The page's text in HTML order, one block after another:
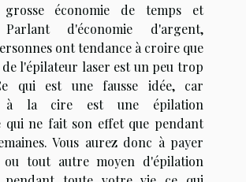
économie de temps et
d'économie d'argent,
ont tendance à croire que
l'épilateur laser est un peu trop
qui est une fausse idée, car
à la cire est une épilation
qui ne fait son effet que pendant
Vous aurez donc à payer
tout autre moyen d'épilation